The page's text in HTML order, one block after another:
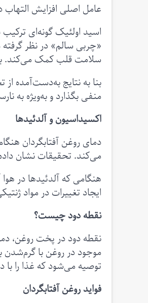
عامل اصلی افزایش
اسید اولئیک گونه‌ای
«چربی سالم» در نظر
سلامت قلب کمک می‌کند.
بنا به نتایج به‌دست‌آمده
منفی بگذارد و به‌ویژه به
اکسیداسیون و آلدئیدها
می‌کند. تحقیقات نشان
هنگامی که آلدئیدها در
ایجاد تغییرات در مواد
نقطه دود چیست؟
نقطه دود در پخت روغن،
موجود در روغن با گرم‌شدن
توصیه می‌شود که غذا را با
فواید روغن آفتابگردان